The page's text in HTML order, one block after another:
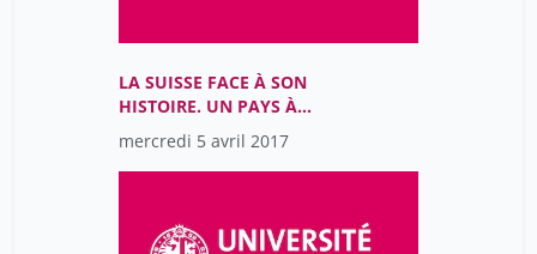
LA SUISSE FACE À SON
HISTOIRE. UN PAYS À
RÉINVENTER?
mercredi 5 avril 2017